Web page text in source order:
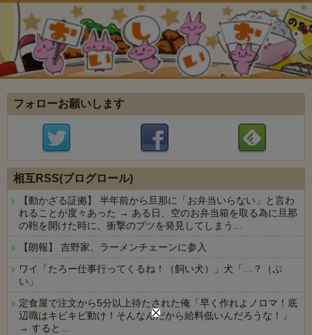
フォローお願いします
相互RSS(ブログロール)
【動かざる証拠】 半年前から旦那に「お弁当いらない」と言わ
れることが度々あった → ある日、空のお弁当箱を取る為に旦那
の鞄を開けた時に、衝撃のブツを発見してしまう…
【朗報】 吉野家、ラーメンチェーンに参入
ワイ「たろー仕事行ってくるね！（飼い犬）」犬「…？（ぷ
い」
定食屋で注文から5分以上待たされた俺「早く作れよノロマ！底
辺職はキビキビ動け！そんなんだから給料低いんだろうな！」
→ すると…